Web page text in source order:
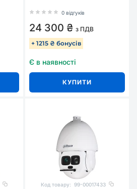
0 відгуків
24 300 ₴ з ПДВ
+ 1215 ₴ бонусів
Є в наявності
КУПИТИ
Код товару: 99-00017433